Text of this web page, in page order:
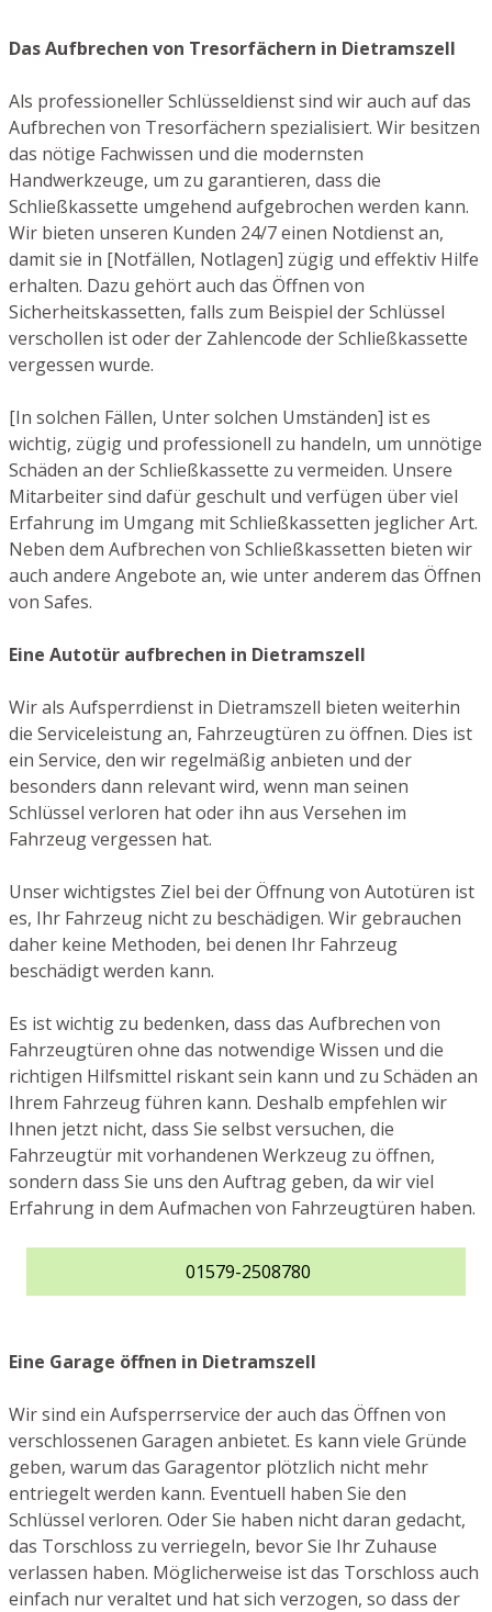
Das Aufbrechen von Tresorfächern in Dietramszell
Als professioneller Schlüsseldienst sind wir auch auf das
Aufbrechen von Tresorfächern spezialisiert. Wir besitzen
das nötige Fachwissen und die modernsten
Handwerkzeuge, um zu garantieren, dass die
Schließkassette umgehend aufgebrochen werden kann.
Wir bieten unseren Kunden 24/7 einen Notdienst an,
damit sie in [Notfällen, Notlagen] zügig und effektiv Hilfe
erhalten. Dazu gehört auch das Öffnen von
Sicherheitskassetten, falls zum Beispiel der Schlüssel
verschollen ist oder der Zahlencode der Schließkassette
vergessen wurde.
[In solchen Fällen, Unter solchen Umständen] ist es
wichtig, zügig und professionell zu handeln, um unnötige
Schäden an der Schließkassette zu vermeiden. Unsere
Mitarbeiter sind dafür geschult und verfügen über viel
Erfahrung im Umgang mit Schließkassetten jeglicher Art.
Neben dem Aufbrechen von Schließkassetten bieten wir
auch andere Angebote an, wie unter anderem das Öffnen
von Safes.
Eine Autotür aufbrechen in Dietramszell
Wir als Aufsperrdienst in Dietramszell bieten weiterhin
die Serviceleistung an, Fahrzeugtüren zu öffnen. Dies ist
ein Service, den wir regelmäßig anbieten und der
besonders dann relevant wird, wenn man seinen
Schlüssel verloren hat oder ihn aus Versehen im
Fahrzeug vergessen hat.
Unser wichtigstes Ziel bei der Öffnung von Autotüren ist
es, Ihr Fahrzeug nicht zu beschädigen. Wir gebrauchen
daher keine Methoden, bei denen Ihr Fahrzeug
beschädigt werden kann.
Es ist wichtig zu bedenken, dass das Aufbrechen von
Fahrzeugtüren ohne das notwendige Wissen und die
richtigen Hilfsmittel riskant sein kann und zu Schäden an
Ihrem Fahrzeug führen kann. Deshalb empfehlen wir
Ihnen jetzt nicht, dass Sie selbst versuchen, die
Fahrzeugtür mit vorhandenen Werkzeug zu öffnen,
sondern dass Sie uns den Auftrag geben, da wir viel
Erfahrung in dem Aufmachen von Fahrzeugtüren haben.
01579-2508780
Eine Garage öffnen in Dietramszell
Wir sind ein Aufsperrservice der auch das Öffnen von
verschlossenen Garagen anbietet. Es kann viele Gründe
geben, warum das Garagentor plötzlich nicht mehr
entriegelt werden kann. Eventuell haben Sie den
Schlüssel verloren. Oder Sie haben nicht daran gedacht,
das Torschloss zu verriegeln, bevor Sie Ihr Zuhause
verlassen haben. Möglicherweise ist das Torschloss auch
einfach nur veraltet und hat sich verzogen, so dass der